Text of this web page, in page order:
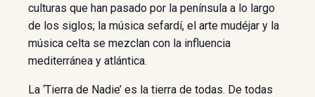
culturas que han pasado por la península a lo largo
de los siglos; la música sefardí, el arte mudéjar y la
música celta se mezclan con la influencia
mediterránea y atlántica.
La ‘Tierra de Nadie’ es la tierra de todas. De todas